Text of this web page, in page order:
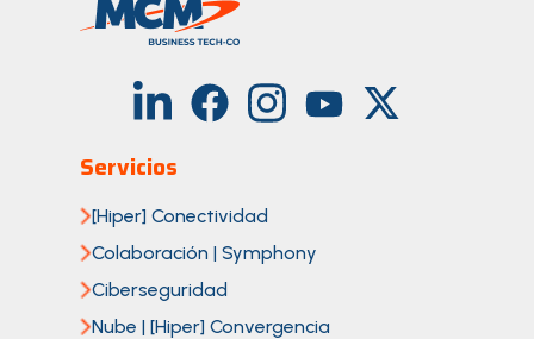
Servicios
[Hiper] Conectividad
Colaboración | Symphony
Ciberseguridad
Nube | [Hiper] Convergencia